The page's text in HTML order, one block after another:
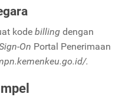
kode billingdengan
On Portal Penerimaan
.